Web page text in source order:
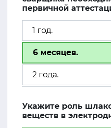
первичной
1 год.
6 месяцев.
2 года.
Укажите роль
веществ в